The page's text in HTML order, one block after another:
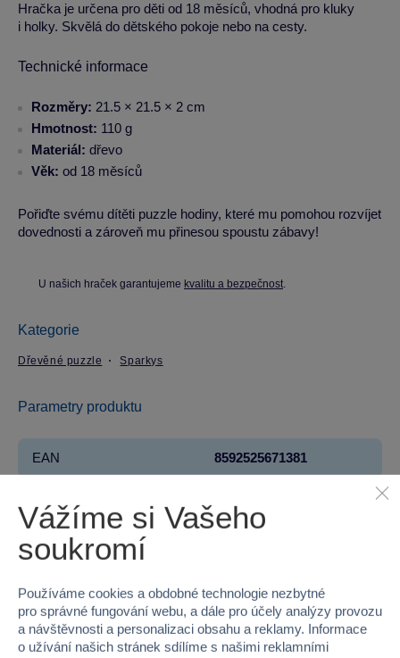
Hračka je určena pro děti od 18 měsíců, vhodná pro kluky
i holky. Skvělá do dětského pokoje nebo na cesty.
Technické informace
Rozměry: 21.5 × 21.5 × 2 cm
Hmotnost: 110 g
Materiál: dřevo
Věk: od 18 měsíců
Pořiďte svému dítěti puzzle hodiny, které mu pomohou rozvíjet
dovednosti a zároveň mu přinesou spoustu zábavy!
U našich hraček garantujeme kvalitu a bezpečnost.
Kategorie
Dřevěné puzzle Sparkys
Parametry produktu
EAN 8592525671381
Značka
Věk od 18 měsíců
Pohlaví HOLKA, KLUK
Vážíme si Vašeho
soukromí
Používáme cookies a obdobné technologie nezbytné
pro správné fungování webu, a dále pro účely analýzy provozu
a návštěvnosti a personalizaci obsahu a reklamy. Informace
o užívání našich stránek sdílíme s našimi reklamními